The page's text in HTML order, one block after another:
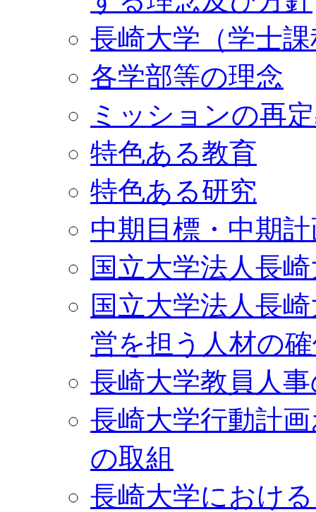
長崎大学（学士
各学部等の理念
ミッションの再
特色ある教育
特色ある研究
中期目標・中期
国立大学法人長
国立大学法人長
営を担う人材の
長崎大学教員人
長崎大学行動計
の取組
長崎大学におけ